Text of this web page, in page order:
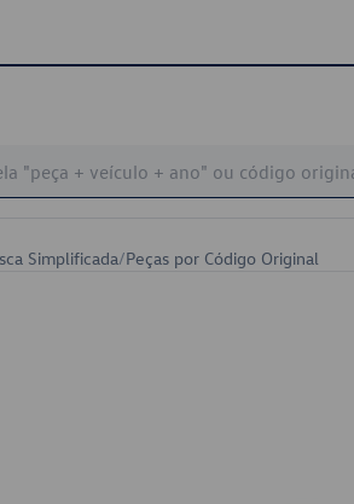
Simplificada/Peças por Código Original